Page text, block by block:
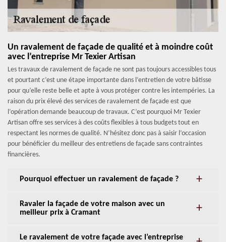
Un ravalement de façade de qualité et à moindre coût
avec l’entreprise Mr Texier Artisan
Les travaux de ravalement de façade ne sont pas toujours accessibles tous
et pourtant c’est une étape importante dans l’entretien de votre bâtisse
pour qu’elle reste belle et apte à vous protéger contre les intempéries. La
raison du prix élevé des services de ravalement de façade est que
l’opération demande beaucoup de travaux. C’est pourquoi Mr Texier
Artisan offre ses services à des coûts flexibles à tous budgets tout en
respectant les normes de qualité. N’hésitez donc pas à saisir l’occasion
pour bénéficier du meilleur des entretiens de façade sans contraintes
financières.
Pourquoi effectuer un ravalement de façade ?
Ravaler la façade de votre maison avec un
meilleur prix à Cramant
Le ravalement de votre façade avec l’entreprise